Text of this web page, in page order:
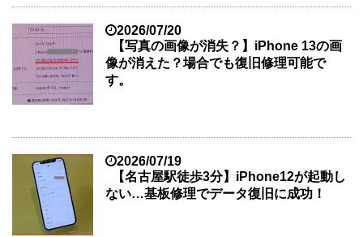
2026/07/20
【写真の画像が消失？】iPhone 13の画
像が消えた？場合でも復旧修理可能で
す。
2026/07/19
【名古屋駅徒歩3分】iPhone12が起動し
ない…基板修理でデータ復旧に成功！